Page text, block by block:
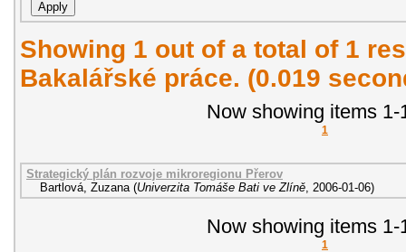
Showing 1 out of a total of 1
Bakalářské práce. (0.019
Now showing items 1-
1
Strategický plán rozvoje mikroregionu Přerov
Bartlová, Zuzana (Univerzita Tomáše Bati ve Zlíně, 2006-01-06)
Now showing items 1-
1